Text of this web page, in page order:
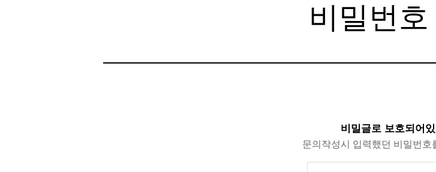
비밀번호
비밀글로 보호되어
문의작성시 입력했던 비밀번호